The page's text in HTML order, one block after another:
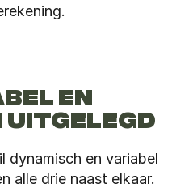
EN
dynamisch en variabel
alle drie naast elkaar.